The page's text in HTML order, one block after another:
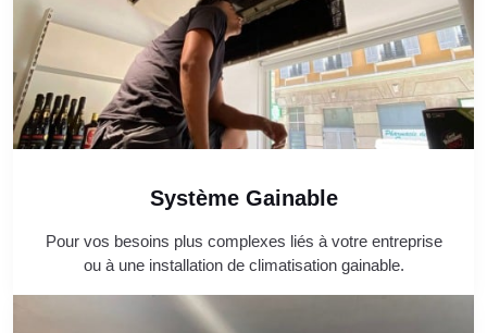
Système Gainable
Pour vos besoins plus complexes liés à votre entreprise
ou à une installation de climatisation gainable.